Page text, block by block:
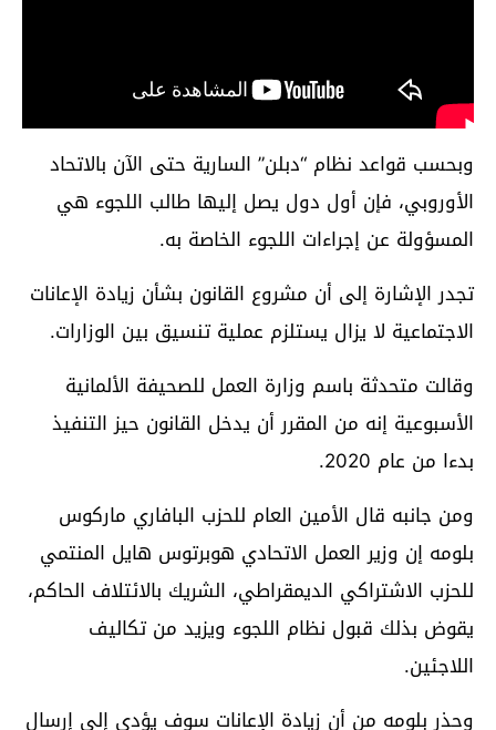
وبحسب قواعد نظام “دبلن” السارية حتى الآن بالاتحاد
الأوروبي، فإن أول دول يصل إليها طالب اللجوء هي
المسؤولة عن إجراءات اللجوء الخاصة به.
تجدر الإشارة إلى أن مشروع القانون بشأن زيادة الإعانات
الاجتماعية لا يزال يستلزم عملية تنسيق بين الوزارات.
وقالت متحدثة باسم وزارة العمل للصحيفة الألمانية
الأسبوعية إنه من المقرر أن يدخل القانون حيز التنفيذ
بدءا من عام 2020.
ومن جانبه قال الأمين العام للحزب البافاري ماركوس
بلومه إن وزير العمل الاتحادي هوبرتوس هايل المنتمي
للحزب الاشتراكي الديمقراطي، الشريك بالائتلاف الحاكم،
يقوض بذلك قبول نظام اللجوء ويزيد من تكاليف
اللاجئين.
وحذر بلومه من أن زيادة الإعانات سوف يؤدي إلى إرسال